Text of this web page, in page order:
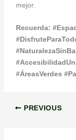
mejor.
Recuerda:
#ÁreasVerdes
PREVIOUS